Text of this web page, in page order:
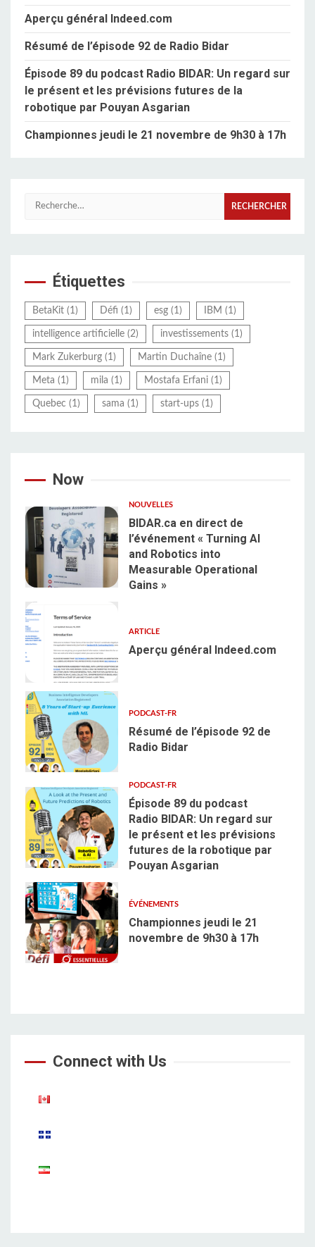
Aperçu général Indeed.com
Résumé de l’épisode 92 de Radio Bidar
Épisode 89 du podcast Radio BIDAR: Un regard sur
le présent et les prévisions futures de la
robotique par Pouyan Asgarian
Championnes jeudi le 21 novembre de 9h30 à 17h
Rechercher :
Étiquettes
BetaKit (1) Défi (1) esg (1) IBM (1)
intelligence artificielle (2) investissements (1)
Mark Zukerburg (1) Martin Duchaîne (1)
Meta (1) mila (1) Mostafa Erfani (1)
Quebec (1) sama (1) start-ups (1)
Now
1
NOUVELLES
BIDAR.ca en direct de
l’événement « Turning AI
and Robotics into
Measurable Operational
Gains »
ARTICLE
Aperçu général Indeed.com
3
PODCAST-FR
Résumé de l’épisode 92 de
Radio Bidar
4
PODCAST-FR
Épisode 89 du podcast
Radio BIDAR: Un regard sur
le présent et les prévisions
futures de la robotique par
Pouyan Asgarian
5
ÉVÉNEMENTS
Championnes jeudi le 21
novembre de 9h30 à 17h
Connect with Us